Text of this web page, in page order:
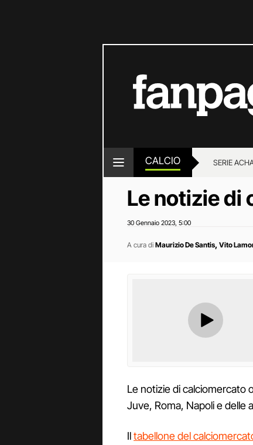
CALCIO SERIE A
Le notizie di
30 Gennaio 2023 5:00
A cura di Maurizio De Santis, Vito
Le notizie di calciomercato
Juve, Roma, Napoli e delle
Iltabellone del